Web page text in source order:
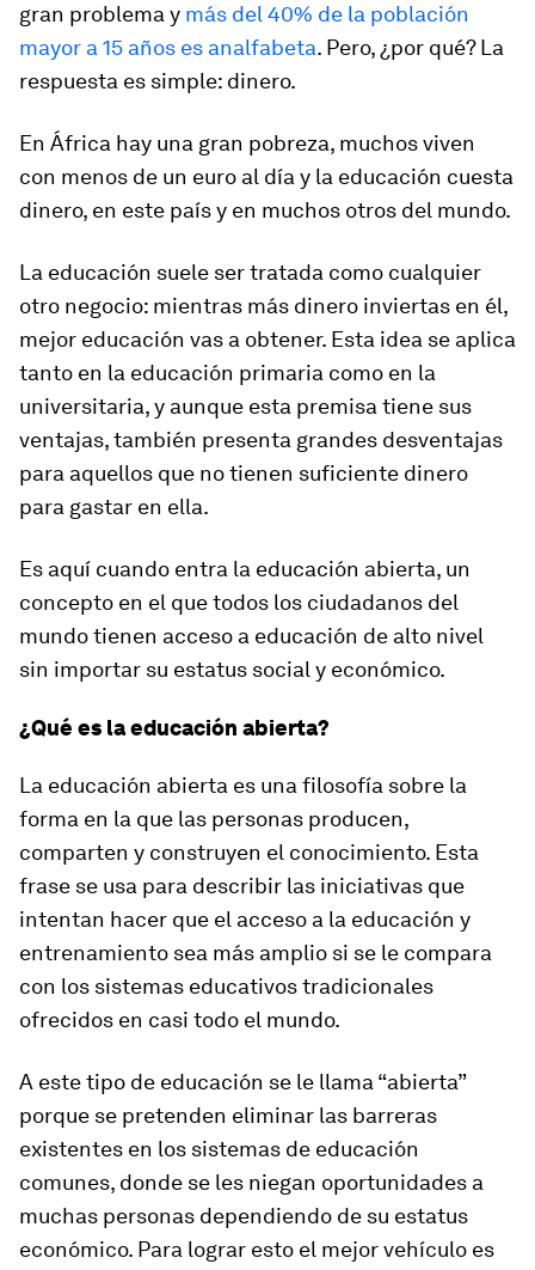
gran problema y más del 40% de la población
mayor a 15 años es analfabeta. Pero, ¿por qué? La
respuesta es simple: dinero.
En África hay una gran pobreza, muchos viven
con menos de un euro al día y la educación cuesta
dinero, en este país y en muchos otros del mundo.
La educación suele ser tratada como cualquier
otro negocio: mientras más dinero inviertas en él,
mejor educación vas a obtener. Esta idea se aplica
tanto en la educación primaria como en la
universitaria, y aunque esta premisa tiene sus
ventajas, también presenta grandes desventajas
para aquellos que no tienen suficiente dinero
para gastar en ella.
Es aquí cuando entra la educación abierta, un
concepto en el que todos los ciudadanos del
mundo tienen acceso a educación de alto nivel
sin importar su estatus social y económico.
¿Qué es la educación abierta?
La educación abierta es una filosofía sobre la
forma en la que las personas producen,
comparten y construyen el conocimiento. Esta
frase se usa para describir las iniciativas que
intentan hacer que el acceso a la educación y
entrenamiento sea más amplio si se le compara
con los sistemas educativos tradicionales
ofrecidos en casi todo el mundo.
A este tipo de educación se le llama “abierta”
porque se pretenden eliminar las barreras
existentes en los sistemas de educación
comunes, donde se les niegan oportunidades a
muchas personas dependiendo de su estatus
económico. Para lograr esto el mejor vehículo es